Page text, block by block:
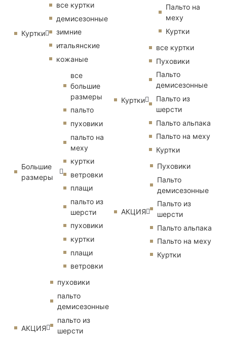
Куртки
все куртки
демисезонные
зимние
итальянские
кожаные
Большие
размеры
все
большие
размеры
пальто
пуховики
пальто на
меху
куртки
ветровки
плащи
пальто из
шерсти
пуховики
куртки
плащи
ветровки
АКЦИЯ
пуховики
пальто
демисезонные
пальто из
шерсти
Пальто на
меху
Куртки
Куртки
все куртки
Пуховики
Пальто
демисезонные
Пальто из
шерсти
Пальто альпака
Пальто на меху
Куртки
АКЦИЯ
Пуховики
Пальто
демисезонные
Пальто из
шерсти
Пальто альпака
Пальто на меху
Куртки